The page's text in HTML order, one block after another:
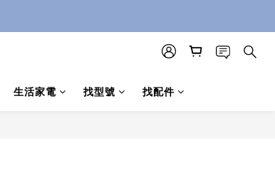
生活家電 找型號 找配件